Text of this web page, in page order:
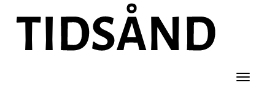
hovedinnhold
Toggle